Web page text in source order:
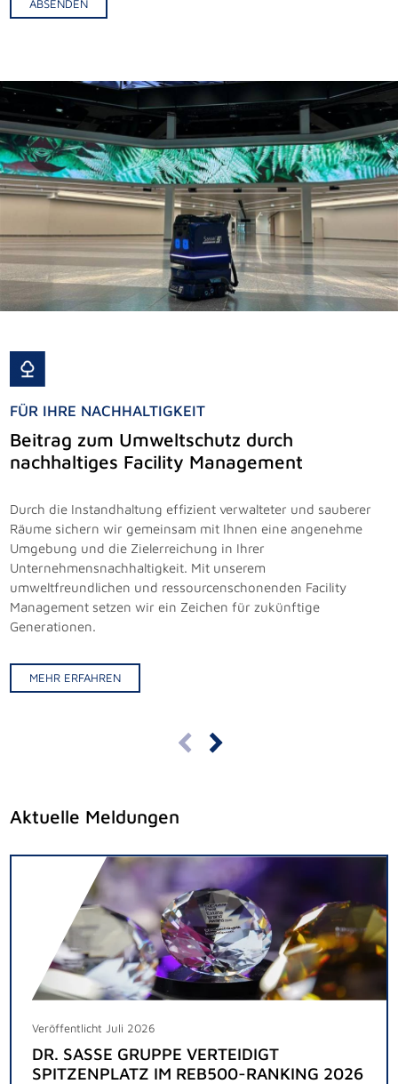
ABSENDEN
FÜR IHRE NACHHALTIGKEIT
Beitrag zum Umweltschutz durch
nachhaltiges Facility Management
Durch die Instandhaltung effizient verwalteter und sauberer
Räume sichern wir gemeinsam mit Ihnen eine angenehme
Umgebung und die Zielerreichung in Ihrer
Unternehmensnachhaltigkeit. Mit unserem
umweltfreundlichen und ressourcenschonenden Facility
Management setzen wir ein Zeichen für zukünftige
Generationen.
MEHR ERFAHREN
MEHR ERFAHREN
Aktuelle Meldungen
Veröffentlicht Juli 2026
DR. SASSE GRUPPE VERTEIDIGT
SPITZENPLATZ IM REB500-RANKING 2026